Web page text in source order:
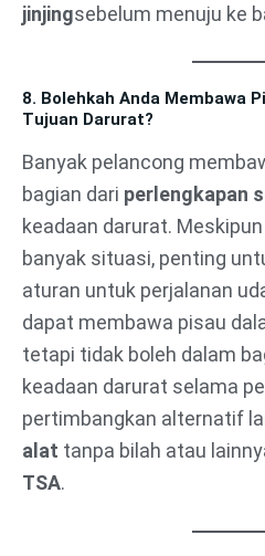
jinjingsebelum menuju ke
8. Bolehkah Anda Membawa
Tujuan Darurat?
Banyak pelancong
bagian dari perlengkapan
keadaan darurat.
banyak situasi, penting
aturan untuk perjalanan
dapat membawa pisau
tetapi tidak boleh dalam
keadaan darurat selama
pertimbangkan alternatif
alat tanpa bilah atau
TSA.